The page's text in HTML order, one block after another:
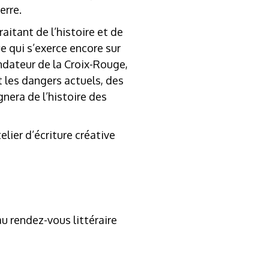
de l’histoire et de
s’exerce encore sur
de la Croix-Rouge,
dangers actuels, des
de l’histoire des
d’écriture créative
rendez-vous littéraire